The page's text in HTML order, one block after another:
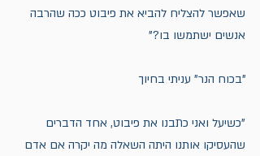
שאפשר להצליח להביא את פיבוט ככה שהרבה
אנשים ישתמשו בו?"
"בכוח הנר" עניתי בחיוך
"כשיעל ואני כתבנו את פיבוט, אחד הדברים
שהעסיקו אותנו היתה השאלה מה יקרה אם אדם